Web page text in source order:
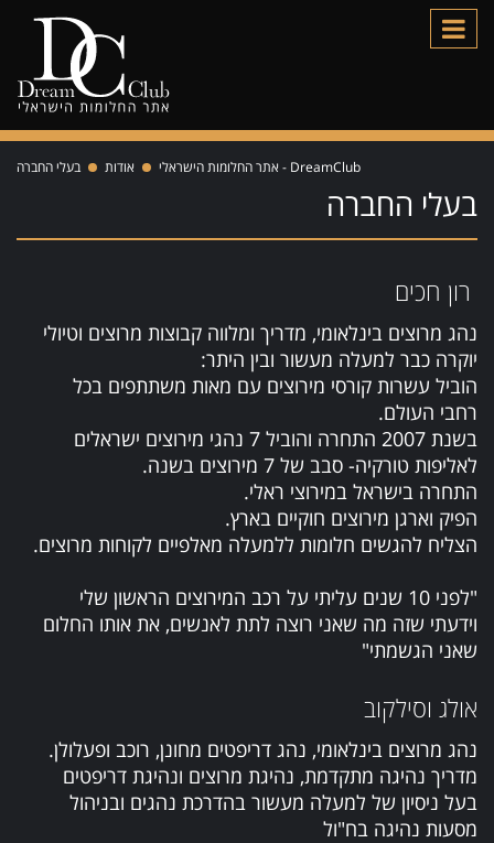
DreamClub - אתר החלומות הישראלי אודות בעלי החברה
בעלי החברה
נהג מרוצים בינלאומי, מדריך ומלווה קבוצות מרוצים וטיולי
יוקרה כבר למעלה מעשור ובין היתר:
הוביל עשרות קורסי מירוצים עם מאות משתתפים בכל
רחבי העולם.
בשנת 2007 התחרה והוביל 7 נהגי מירוצים ישראלים
לאליפות טורקיה- סבב של 7 מירוצים בשנה.
התחרה בישראל במירוצי ראלי.
הפיק וארגן מירוצים חוקיים בארץ.
הצליח להגשים חלומות ללמעלה מאלפיים לקוחות מרוצים.
"לפני 10 שנים עליתי על רכב המירוצים הראשון שלי
וידעתי שזה מה שאני רוצה לתת לאנשים, את אותו החלום
שאני הגשמתי"
אולג וסילקוב
נהג מרוצים בינלאומי, נהג דריפטים מחונן, רוכב ופעלולן.
מדריך נהיגה מתקדמת, נהיגת מרוצים ונהיגת דריפטים
בעל ניסיון של למעלה מעשור בהדרכת נהגים ובניהול
מסעות נהיגה בח"ול